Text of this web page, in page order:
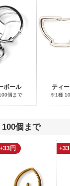
ボール
個まで
ティ
※1種
個まで
+33円